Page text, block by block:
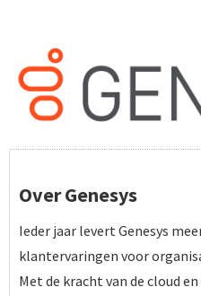
Over Genesys
Ieder jaar levert Genesys
klantervaringen voor
Met de kracht van de cloud